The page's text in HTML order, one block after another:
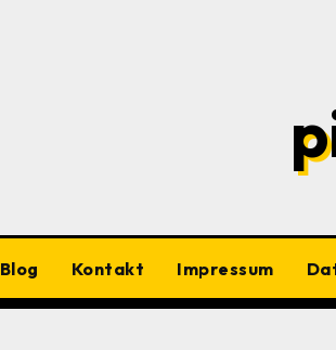
Blog Kontakt Impressum